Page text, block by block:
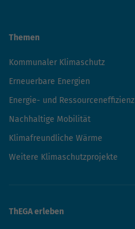
Themen
Kommunaler Klimaschutz
Erneuerbare Energien
Energie- und Ressourceneffizienz
Nachhaltige Mobilität
Klimafreundliche Wärme
Weitere Klimaschutzprojekte
ThEGA erleben